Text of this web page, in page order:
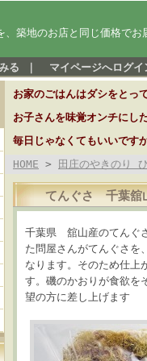
築地のお店と同じ価格でお
る マイページへログイ
お家のごはんはダシをとっ
お子さんを味覚オンチにし
毎日じゃなくてもいいですか
HOME > 田庄のやきのり
てんぐさ 千葉
千葉県 舘山産のてんぐ
た問屋さんがてんぐさを
なります。そのため仕上
す。磯のかおりが食欲を
望の方に差し上げます